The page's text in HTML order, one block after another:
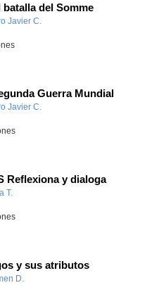
del Somme
Javier C.
Guerra Mundial
Javier C.
Reflexiona y dialoga
T.
y sus atributos
D.